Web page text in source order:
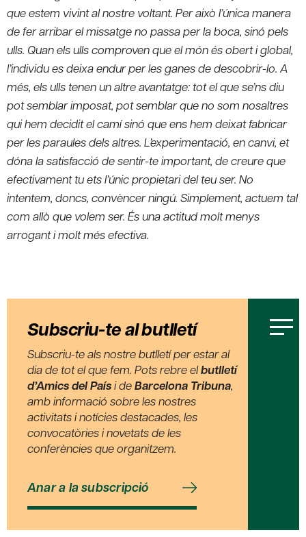
que estem vivint al nostre voltant. Per això l’única manera
de fer arribar el missatge no passa per la boca, sinó pels
ulls. Quan els ulls comproven que el món és obert i global,
l’individu es deixa endur per les ganes de descobrir-lo. A
més, els ulls tenen un altre avantatge: tot el que se’ns diu
pot semblar imposat, pot semblar que no som nosaltres
qui hem decidit el camí sinó que ens hem deixat fabricar
per les paraules dels altres. L’experimentació, en canvi, et
dóna la satisfacció de sentir-te important, de creure que
efectivament tu ets l’únic propietari del teu ser. No
intentem, doncs, convèncer ningú. Simplement, actuem tal
com allò que volem ser. És una actitud molt menys
arrogant i molt més efectiva.
Subscriu-te al butlletí
Subscriu-te als nostre butlletí per estar al
dia de tot el que fem. Pots rebre elbutlletí
d’Amics del Paísi deBarcelona Tribuna,
amb informació sobre les nostres
activitats i notícies destacades, les
convocatòries i novetats de les
conferències que organitzem.
Anar a la subscripció